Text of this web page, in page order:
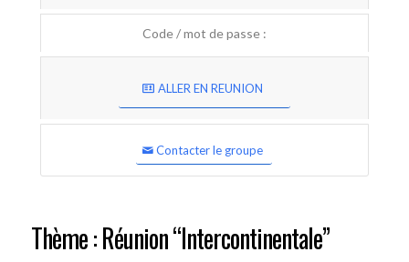
Code / mot de passe :
ALLER EN REUNION
Contacter le groupe
Thème : Réunion “Intercontinentale”